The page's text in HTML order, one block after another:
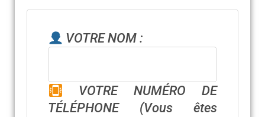
VOTRE NOM :
VOTRE NUMÉRO DE
TÉLÉPHONE (Vous êtes